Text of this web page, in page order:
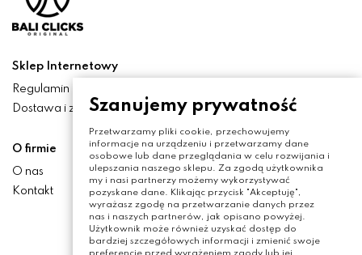
Sklep Internetowy
Regulamin
Dostawa i zwroty
O firmie
O nas
Kontakt
Szanujemy prywatność
Przetwarzamy pliki cookie, przechowujemy
informacje na urządzeniu i przetwarzamy dane
osobowe lub dane przeglądania w celu rozwijania i
ulepszania naszego sklepu. Za zgodą użytkownika
my i nasi partnerzy możemy wykorzystywać
pozyskane dane. Klikając przycisk "Akceptuję",
wyrażasz zgodę na przetwarzanie danych przez
nas i naszych partnerów, jak opisano powyżej.
Użytkownik może również uzyskać dostęp do
bardziej szczegółowych informacji i zmienić swoje